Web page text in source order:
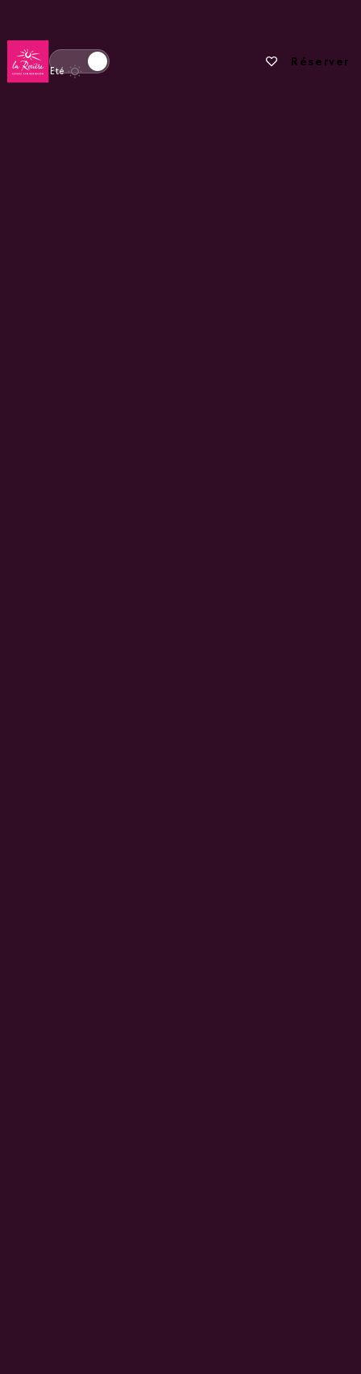
Retour à la page d'accueil
Basculer l'affichage en mode hiver
Eté
Vos favoris
Réserver